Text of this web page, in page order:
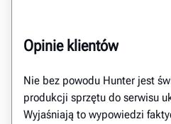
Opinie klientów
Nie bez powodu Hunter jest
produkcji sprzętu do serwisu
Wyjaśniają to wypowiedzi